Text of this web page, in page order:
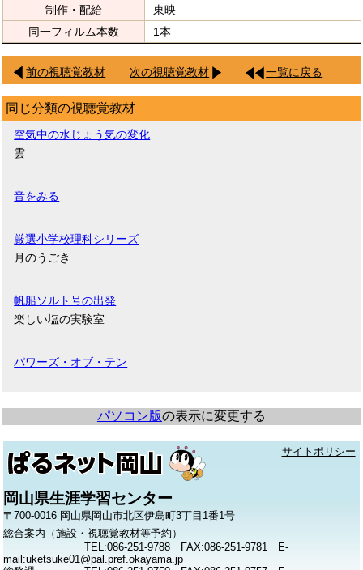
制作・配給
東映
同一フィルム本数
1本
前の視聴覚教材 次の視聴覚教材 一覧に戻る
同じ分類の視聴覚教材
空気中の水じょう気の変化
雲
音をみる
厳選小学校理科シリーズ
月のうごき
帆船ソルト号の出発
楽しい塩の実験室
パワーズ・オブ・テン
パソコン版の表示に変更する
サイトポリシー
岡山県生涯学習センター
〒700-0016 岡山県岡山市北区伊島町3丁目1番1号
総合案内（施設・視聴覚教材等予約）
TEL:086-251-9788 FAX:086-251-9781 E-
mail:uketsuke01@pal.pref.okayama.jp